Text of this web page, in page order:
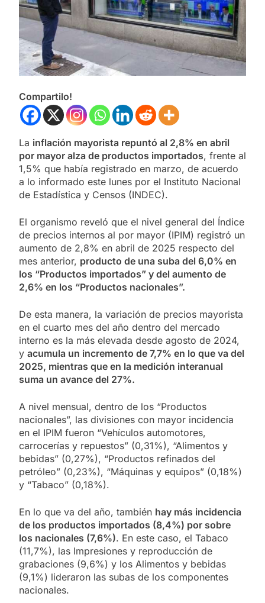
Compartilo!
La inflación mayorista repuntó al 2,8% en abril
por mayor alza de productos importados, frente al
1,5% que había registrado en marzo, de acuerdo
a lo informado este lunes por el Instituto Nacional
de Estadística y Censos (INDEC).
El organismo reveló que el nivel general del Índice
de precios internos al por mayor (IPIM) registró un
aumento de 2,8% en abril de 2025 respecto del
mes anterior, producto de una suba del 6,0% en
los “Productos importados” y del aumento de
2,6% en los “Productos nacionales”.
De esta manera, la variación de precios mayorista
en el cuarto mes del año dentro del mercado
interno es la más elevada desde agosto de 2024,
y acumula un incremento de 7,7% en lo que va del
2025, mientras que en la medición interanual
suma un avance del 27%.
A nivel mensual, dentro de los “Productos
nacionales”, las divisiones con mayor incidencia
en el IPIM fueron “Vehículos automotores,
carrocerías y repuestos” (0,31%), “Alimentos y
bebidas” (0,27%), “Productos refinados del
petróleo” (0,23%), “Máquinas y equipos” (0,18%)
y “Tabaco” (0,18%).
En lo que va del año, también hay más incidencia
de los productos importados (8,4%) por sobre
los nacionales (7,6%). En este caso, el Tabaco
(11,7%), las Impresiones y reproducción de
grabaciones (9,6%) y los Alimentos y bebidas
(9,1%) lideraron las subas de los componentes
nacionales.